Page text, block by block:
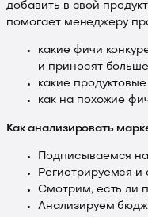
добавить в свой
помогает менеджеру
какие фичи
и приносят
какие
как на похожие
Как анализировать
Подписываемся
Регистрируемся
Смотрим, есть ли
Анализируем